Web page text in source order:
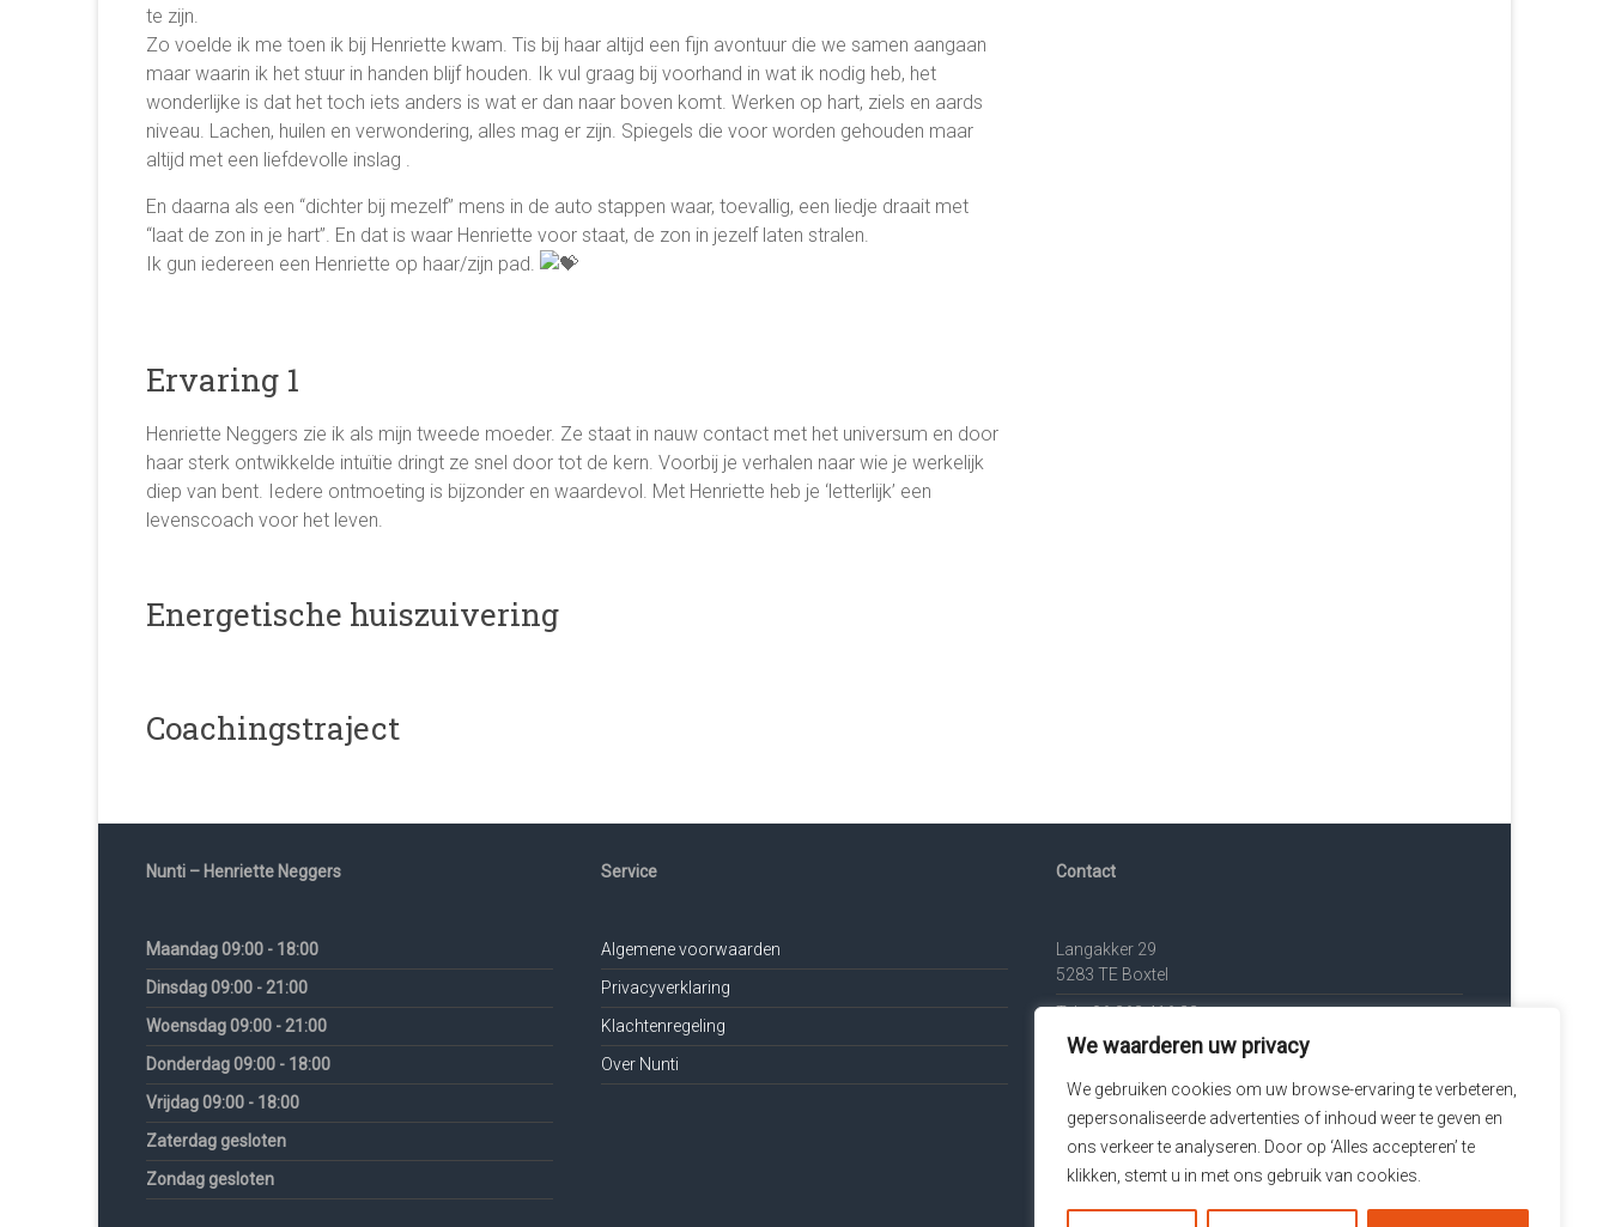
We waarderen uw privacy
We gebruiken cookies om uw browse-ervaring te verbeteren,
gepersonaliseerde advertenties of inhoud weer te geven en
ons verkeer te analyseren. Door op ‘Alles accepteren’ te
klikken, stemt u in met ons gebruik van cookies.
te zijn.
Zo voelde ik me toen ik bij Henriette kwam. Tis bij haar altijd een fijn avontuur die we samen aangaan
maar waarin ik het stuur in handen blijf houden. Ik vul graag bij voorhand in wat ik nodig heb, het
wonderlijke is dat het toch iets anders is wat er dan naar boven komt. Werken op hart, ziels en aards
niveau. Lachen, huilen en verwondering, alles mag er zijn. Spiegels die voor worden gehouden maar
altijd met een liefdevolle inslag .
En daarna als een “dichter bij mezelf” mens in de auto stappen waar, toevallig, een liedje draait met
“laat de zon in je hart”. En dat is waar Henriette voor staat, de zon in jezelf laten stralen.
Ik gun iedereen een Henriette op haar/zijn pad.
Ervaring 1
Henriette Neggers zie ik als mijn tweede moeder. Ze staat in nauw contact met het universum en door
haar sterk ontwikkelde intuïtie dringt ze snel door tot de kern. Voorbij je verhalen naar wie je werkelijk
diep van bent. Iedere ontmoeting is bijzonder en waardevol. Met Henriette heb je ‘letterlijk’ een
levenscoach voor het leven.
Energetische huiszuivering
Coachingstraject
Nunti – Henriette Neggers
Maandag 09:00 - 18:00
Dinsdag 09:00 - 21:00
Woensdag 09:00 - 21:00
Donderdag 09:00 - 18:00
Vrijdag 09:00 - 18:00
Zaterdag gesloten
Zondag gesloten
Service
Algemene voorwaarden
Privacyverklaring
Klachtenregeling
Over Nunti
Contact
Langakker 29
5283 TE Boxtel
Tel. : 06 363 416 22
Mail: info@nunt.nl
Volg mij op LinkedIn